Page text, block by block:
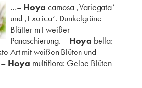
…– Hoya carnosa ‚Variegata‘
und ‚Exotica‘: Dunkelgrüne
Blätter mit weißer
Panaschierung. – Hoya bella:
Art mit weißen Blüten und
Hoya multiflora: Gelbe Blüten